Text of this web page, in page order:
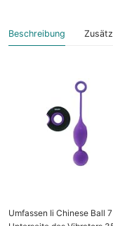
Beschreibung
Umfassen Ii Chinese Ball